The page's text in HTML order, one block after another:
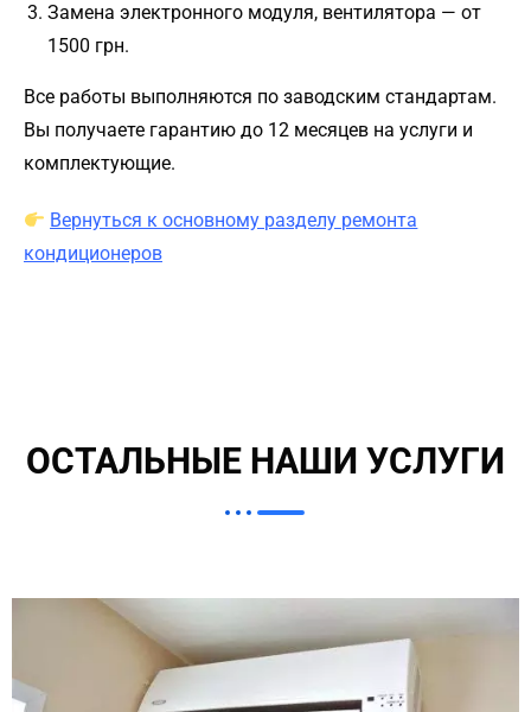
Замена электронного модуля, вентилятора — от
1500 грн.
Все работы выполняются по заводским стандартам.
Вы получаете гарантию до 12 месяцев на услуги и
комплектующие.
Вернуться к основному разделу ремонта
кондиционеров
ОСТАЛЬНЫЕ НАШИ УСЛУГИ